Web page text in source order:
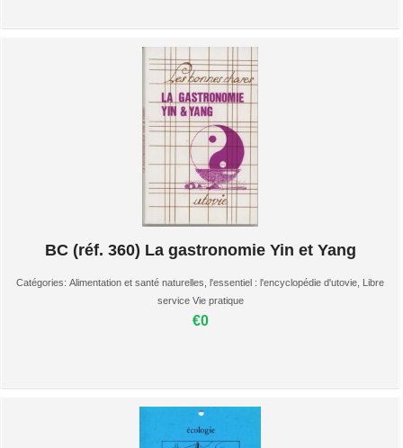
BC (réf. 360) La gastronomie Yin et Yang
Catégories: Alimentation et santé naturelles l'essentiel : l'encyclopédie d'utovie Libre
service Vie pratique
€0